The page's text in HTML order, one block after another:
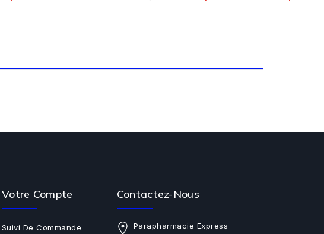
Votre Compte
Suivi De Commande
Contactez-Nous
Parapharmacie Express